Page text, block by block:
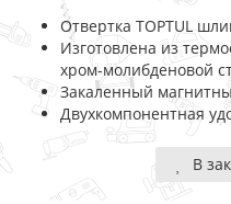
Отвертка TOPTUL
Изготовлена из
хром-молибденовой
Закаленный
Двухкомпонентная
В